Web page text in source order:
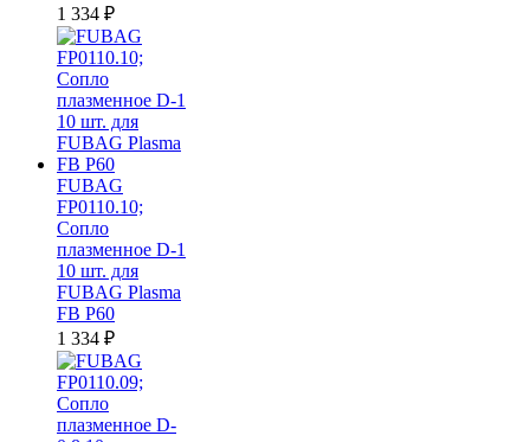
1 334 ₽
FUBAG
FP0110.10;
Сопло
плазменное D-1
10 шт. для
FUBAG Plasma
FB P60
1 334 ₽